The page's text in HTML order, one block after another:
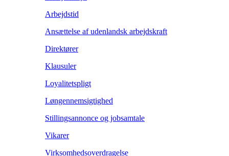
Arbejdstid
Ansættelse af udenlandsk arbejdskraft
Direktører
Klausuler
Loyalitetspligt
Løngennemsigtighed
Stillingsannonce og jobsamtale
Vikarer
Virksomhedsoverdragelse